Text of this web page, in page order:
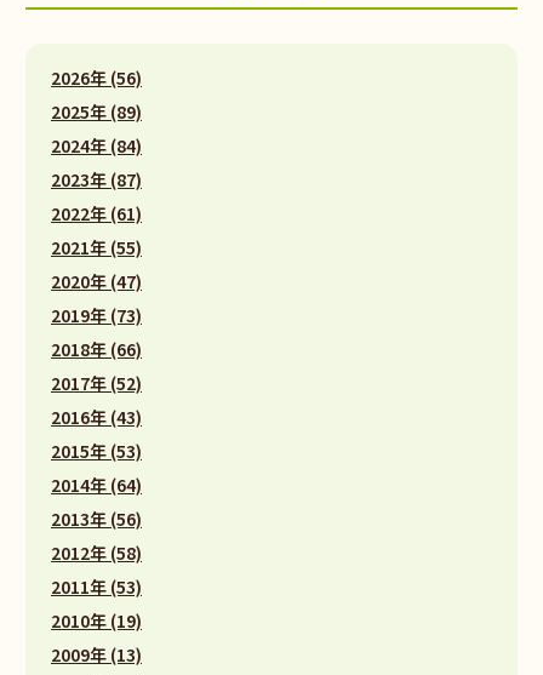
2026年 (56)
2025年 (89)
2024年 (84)
2023年 (87)
2022年 (61)
2021年 (55)
2020年 (47)
2019年 (73)
2018年 (66)
2017年 (52)
2016年 (43)
2015年 (53)
2014年 (64)
2013年 (56)
2012年 (58)
2011年 (53)
2010年 (19)
2009年 (13)